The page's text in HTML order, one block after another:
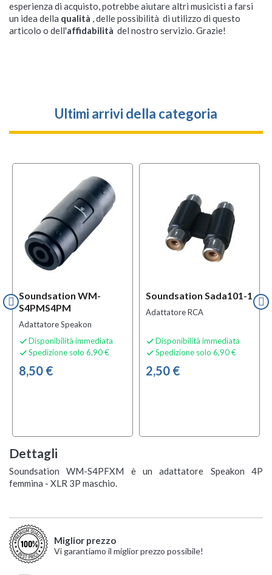
esperienza di acquisto, potrebbe aiutare altri musicisti a farsi
un idea della qualità , delle possibilità di utilizzo di questo
articolo o dell'affidabilità del nostro servizio. Grazie!
Ultimi arrivi della categoria
Soundsation WM-
S4PMS4PM
Adattatore Speakon
 Disponibilità immediata
 Spedizione solo 6,90 €
8,50 €
Soundsation Sada101-1
Adattatore RCA
 Disponibilità immediata
 Spedizione solo 6,90 €
2,50 €
Dettagli
Soundsation WM-S4PFXM è un adattatore Speakon 4P
femmina - XLR 3P maschio.
Miglior prezzo
Vi garantiamo il miglior prezzo possibile!